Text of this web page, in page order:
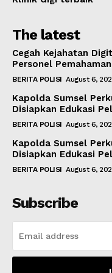
The latest
Cegah Kejahatan
Personel
BERITA POLISI August 6,
Kapolda Sumsel
Disiapkan Edukasi
BERITA POLISI August 6,
Kapolda Sumsel
Disiapkan Edukasi
BERITA POLISI August 6,
Subscribe